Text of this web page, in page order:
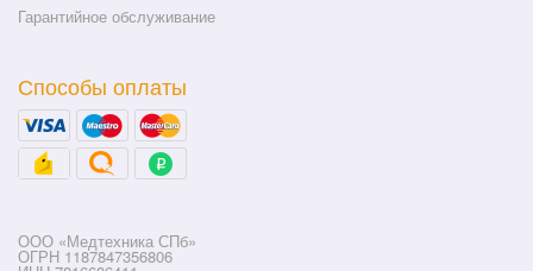
Гарантийное обслуживание
Способы оплаты
ООО «Медтехника СПб»
ОГРН 1187847356806